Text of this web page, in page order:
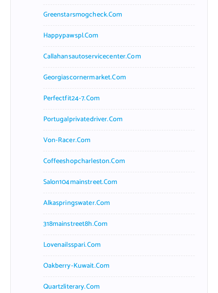
Greenstarsmogcheck.com
Happypawspl.com
Callahansautoservicecenter.com
Georgiascornermarket.com
Perfectfit24-7.com
Portugalprivatedriver.com
Von-Racer.com
Coffeeshopcharleston.com
Salon104mainstreet.com
Alkaspringswater.com
318mainstreet8h.com
Lovenailsspari.com
Oakberry-Kuwait.com
Quartzliterary.com